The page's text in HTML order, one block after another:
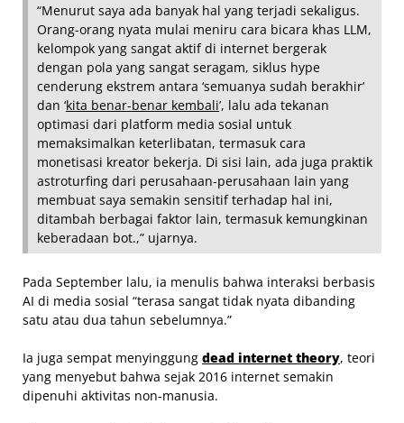
“Menurut saya ada banyak hal yang terjadi sekaligus.
Orang-orang nyata mulai meniru cara bicara khas LLM,
kelompok yang sangat aktif di internet bergerak
dengan pola yang sangat seragam, siklus hype
cenderung ekstrem antara ‘semuanya sudah berakhir’
dan ‘kita benar-benar kembali’, lalu ada tekanan
optimasi dari platform media sosial untuk
memaksimalkan keterlibatan, termasuk cara
monetisasi kreator bekerja. Di sisi lain, ada juga praktik
astroturfing dari perusahaan-perusahaan lain yang
membuat saya semakin sensitif terhadap hal ini,
ditambah berbagai faktor lain, termasuk kemungkinan
keberadaan bot.,” ujarnya.
Pada September lalu, ia menulis bahwa interaksi berbasis
AI di media sosial “terasa sangat tidak nyata dibanding
satu atau dua tahun sebelumnya.”
Ia juga sempat menyinggung dead internet theory, teori
yang menyebut bahwa sejak 2016 internet semakin
dipenuhi aktivitas non-manusia.